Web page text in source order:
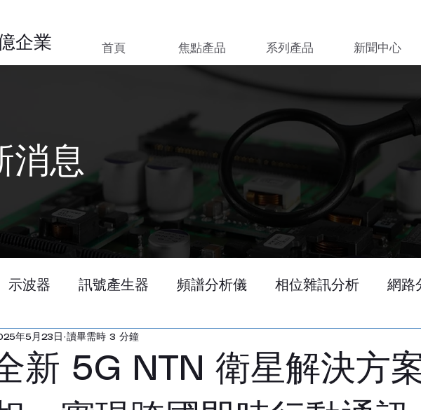
企業 首頁 焦點產品 系列產品 新聞中心
消息
示波器 訊號產生器 頻譜分析儀 相位雜訊分析 網路
回波產生器 無線網路模擬器
測試儀 功率感測器 電源供應器 LCR 測試儀 音頻分
新 5G NTN 衛星解決方
年5月23日 讀畢需時 3 分鐘